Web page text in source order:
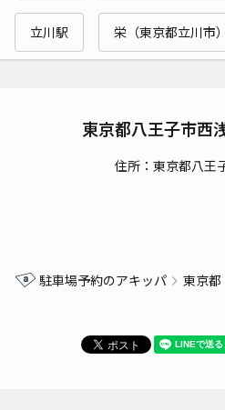
立川駅 栄（東京都立川市）
東京都八王子市西
住所：東京都八王
駐車場予約のアキッパ 東京都